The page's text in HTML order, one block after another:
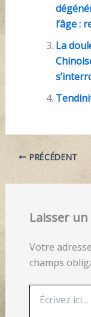
l’âge :
La
PRÉCÉDENT
Laisser
Votre
champs
ici…